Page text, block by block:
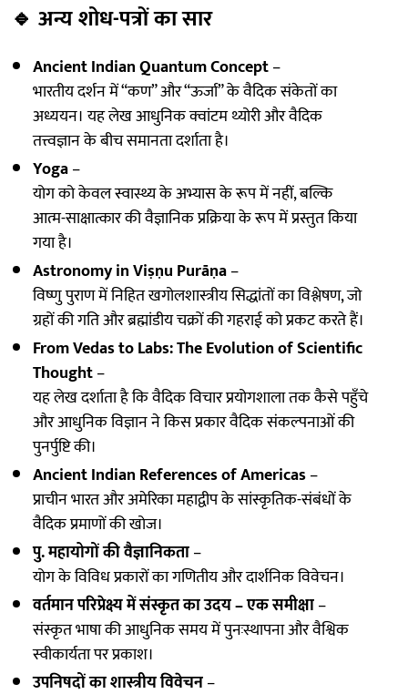
🔹 अन्य शोध-पत्रों का सार
Ancient Indian Quantum Concept–
भारतीय दर्शन में “कण” और “ऊर्जा” के वैदिक संकेतों का
अध्ययन। यह लेख आधुनिक क्वांटम थ्योरी और वैदिक
तत्त्वज्ञान के बीच समानता दर्शाता है।
Yoga–
योग को केवल स्वास्थ्य के अभ्यास के रूप में नहीं, बल्कि
आत्म-साक्षात्कार की वैज्ञानिक प्रक्रिया के रूप में प्रस्तुत किया
गया है।
Astronomy in Viṣṇu Purāṇa–
विष्णु पुराण में निहित खगोलशास्त्रीय सिद्धांतों का विश्लेषण, जो
ग्रहों की गति और ब्रह्मांडीय चक्रों की गहराई को प्रकट करते हैं।
From Vedas to Labs: The Evolution of Scientific
Thought–
यह लेख दर्शाता है कि वैदिक विचार प्रयोगशाला तक कैसे पहुँचे
और आधुनिक विज्ञान ने किस प्रकार वैदिक संकल्पनाओं की
पुनर्पुष्टि की।
Ancient Indian References of Americas–
प्राचीन भारत और अमेरिका महाद्वीप के सांस्कृतिक-संबंधों के
वैदिक प्रमाणों की खोज।
पु. महायोगों की वैज्ञानिकता–
योग के विविध प्रकारों का गणितीय और दार्शनिक विवेचन।
वर्तमान परिप्रेक्ष्य में संस्कृत का उदय – एक समीक्षा–
संस्कृत भाषा की आधुनिक समय में पुनःस्थापना और वैश्विक
स्वीकार्यता पर प्रकाश।
उपनिषदों का शास्त्रीय विवेचन–